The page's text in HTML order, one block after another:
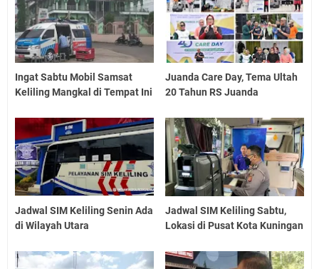
Ingat Sabtu Mobil Samsat
Keliling Mangkal di Tempat Ini
Juanda Care Day, Tema Ultah
20 Tahun RS Juanda
Jadwal SIM Keliling Senin Ada
di Wilayah Utara
Jadwal SIM Keliling Sabtu,
Lokasi di Pusat Kota Kuningan